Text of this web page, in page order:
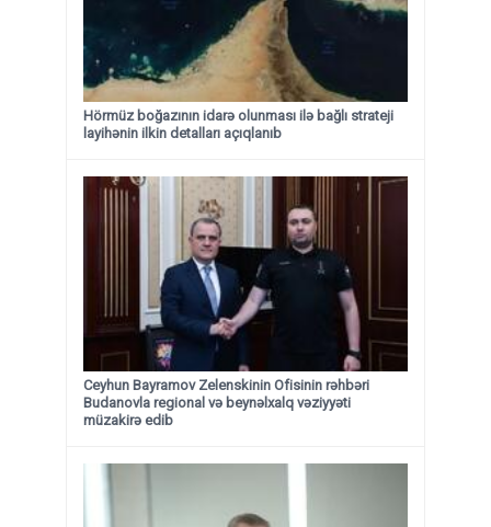
Hörmüz boğazının idarə olunması ilə bağlı strateji
layihənin ilkin detalları açıqlanıb
Ceyhun Bayramov Zelenskinin Ofisinin rəhbəri
Budanovla regional və beynəlxalq vəziyyəti
müzakirə edib